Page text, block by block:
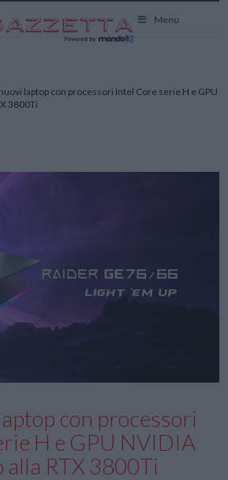
Menu
laptop con processori Intel Core serie H e GPU
3800Ti
con processori
H e GPU NVIDIA
alla RTX 3800Ti